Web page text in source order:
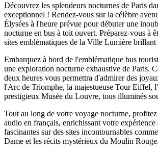
Découvrez les splendeurs nocturnes de Paris
exceptionnel ! Rendez-vous sur la célèbre
Élysées à l'heure prévue pour débuter une
nocturne en bus à toit ouvert. Préparez-vous à
sites emblématiques de la Ville Lumière
Embarquez à bord de l'emblématique bus
une exploration nocturne exhaustive de Paris.
deux heures vous permettra d'admirer des
l'Arc de Triomphe, la majestueuse Tour Eiffel,
prestigieux Musée du Louvre, tous illuminés
Tout au long de votre voyage nocturne,
audio en français, enrichissant votre expérience
fascinantes sur des sites incontournables
Dame et les récits mystérieux du Moulin Rouge.